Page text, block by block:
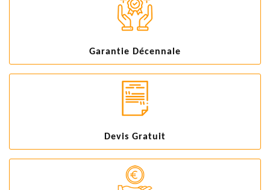
Garantie Décennale
Devis Gratuit